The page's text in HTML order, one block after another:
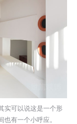
实可以说这是一个形
有一个小呼应。